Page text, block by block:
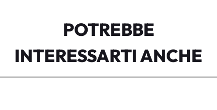
POTREBBE
INTERESSARTI ANCHE